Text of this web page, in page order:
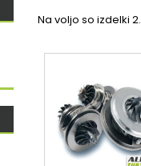
Na voljo so izdelki 2.